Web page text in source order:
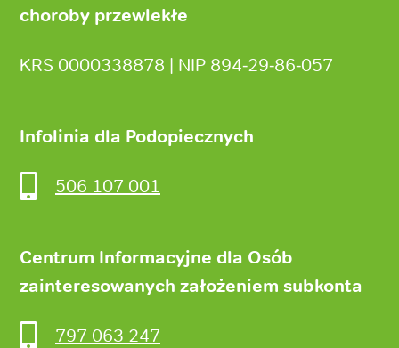
choroby przewlekłe
KRS 0000338878 | NIP 894‑29‑86‑057
Infolinia dla Podopiecznych
506 107 001
Centrum Informacyjne dla Osób
zainteresowanych założeniem subkonta
797 063 247